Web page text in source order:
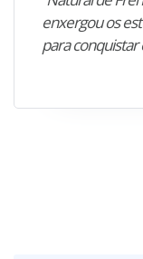
enxergou os
para conquistar